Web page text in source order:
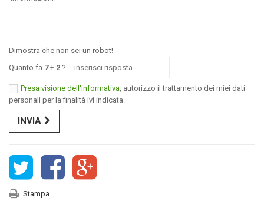
Dimostra che non sei un robot!
Quanto fa 7+ 2 ?
Presa visione dell'informativa , autorizzo il trattamento dei miei dati
personali per la finalità ivi indicata.
INVIA
Stampa